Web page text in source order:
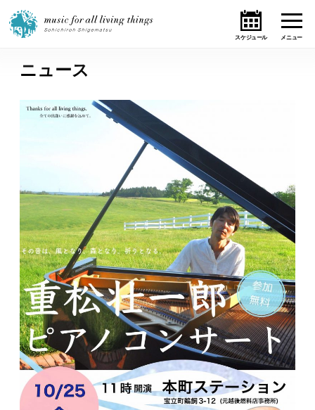
ホーム
ニュース
ライブ・スケジュール
作品
オンライン・ショップ
ギャラリー
日々のレポート
Specials
ニュース